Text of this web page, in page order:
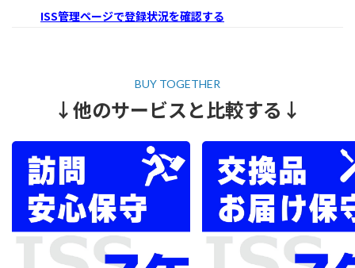
↓他のサービスと比較する↓
ISS管理ページで登録状況を確認する